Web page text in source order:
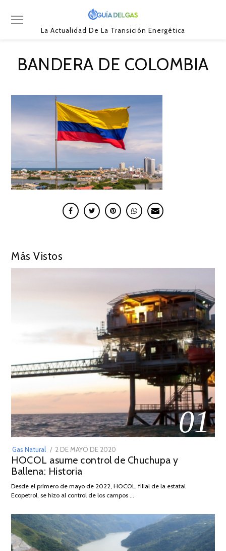
La Actualidad De La Transición Energética
BANDERA DE COLOMBIA
Más Vistos
01
Gas Natural
POSTED
ON
2 DE MAYO DE 2020
DE
2026
HOCOL asume control de Chuchupa y
Ballena: Historia
Desde el primero de mayo de 2022, HOCOL, filial de la estatal
Ecopetrol, se hizo al control de los campos …